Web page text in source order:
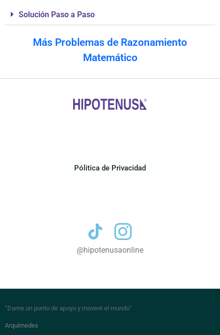
Solución Paso a Paso
Más Problemas de Razonamiento
Matemático
Pólitica de Privacidad
@hipotenusaonline
“Dame un punto de apoyo y moveré el mundo”
Arquímedes